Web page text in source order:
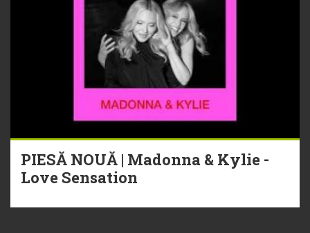
PIESĂ NOUĂ | Madonna & Kylie -
Love Sensation